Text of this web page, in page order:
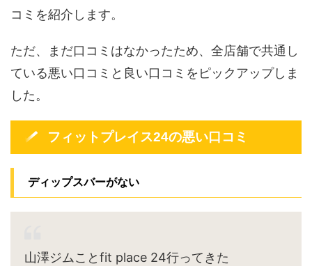
コミを紹介します。
ただ、まだ口コミはなかったため、全店舗で共通し
ている悪い口コミと良い口コミをピックアップしま
した。
フィットプレイス24の悪い口コミ
ディップスバーがない
山澤ジムことfit place 24行ってきた